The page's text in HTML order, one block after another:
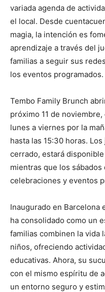
variada agenda de
el local. Desde
magia, la intención es
aprendizaje a través del
familias a seguir sus
los eventos programados.
Tembo Family Brunch
próximo 11 de
lunes a viernes por la
hasta las 15:30 horas.
cerrado, estará
mientras que los
celebraciones y eventos
Inaugurado en Barcelona
ha consolidado como un
familias combinen la vida
niños, ofreciendo
educativas. Ahora, su
con el mismo espíritu de
un entorno seguro y